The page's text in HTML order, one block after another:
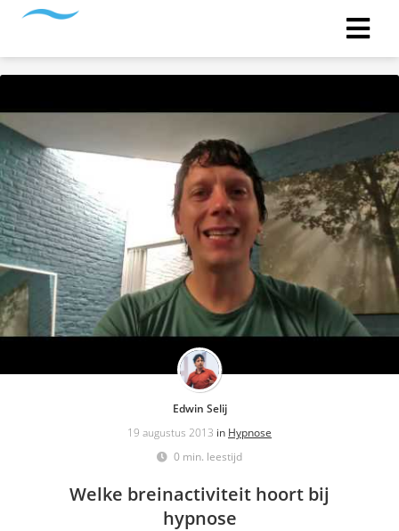
Edwin Selij
19 augustus 2013 in Hypnose
0 min. leestijd
Welke breinactiviteit hoort bij
hypnose